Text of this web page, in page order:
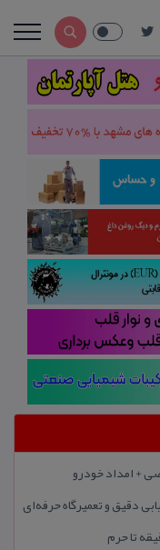
+ امداد خودرو
دقیق و تعمیرگاه حرفه‌ای